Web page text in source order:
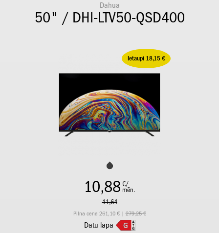
Dahua
50" / DHI-LTV50-QSD400
Ietaupi 18,15 €
10,88 €/
mēn.
11,64
Pilna cena 261,10 € |279,25 €
Datu lapa